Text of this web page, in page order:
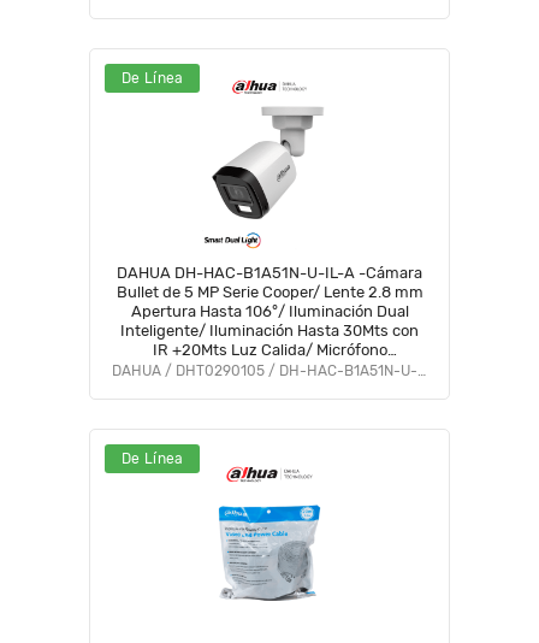
De Línea
DAHUA DH-HAC-B1A51N-U-IL-A -Cámara
Bullet de 5 MP Serie Cooper/ Lente 2.8 mm
Apertura Hasta 106°/ Iluminación Dual
Inteligente/ Iluminación Hasta 30Mts con
IR +20Mts Luz Calida/ Micrófono
Incorporado/ Plástico/ Para
DAHUA / DHT0290105 / DH-HAC-B1A51N-U-IL-A
De Línea